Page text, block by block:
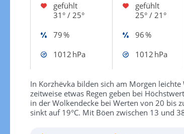
gefühlt
31° / 25°
gefühlt
25° / 21°
79 % 96 %
1012 hPa
1012 hPa
In Korzhëvka bilden sich am Morgen
zeitweise etwas Regen geben bei
in der Wolkendecke bei Werten von 20 bis
sinkt auf 19°C. Mit Böen zwischen 13 und